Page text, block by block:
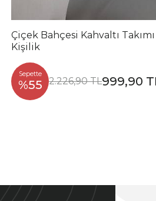
Çiçek Bahçesi Kahvaltı
Kişilik
Sepette
%55 2.226,90 TL999,90